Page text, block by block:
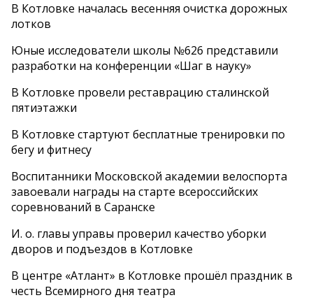
В Котловке началась весенняя очистка дорожных
лотков
Юные исследователи школы №626 представили
разработки на конференции «Шаг в науку»
В Котловке провели реставрацию сталинской
пятиэтажки
В Котловке стартуют бесплатные тренировки по
бегу и фитнесу
Воспитанники Московской академии велоспорта
завоевали награды на старте всероссийских
соревнований в Саранске
И. о. главы управы проверил качество уборки
дворов и подъездов в Котловке
В центре «Атлант» в Котловке прошёл праздник в
честь Всемирного дня театра